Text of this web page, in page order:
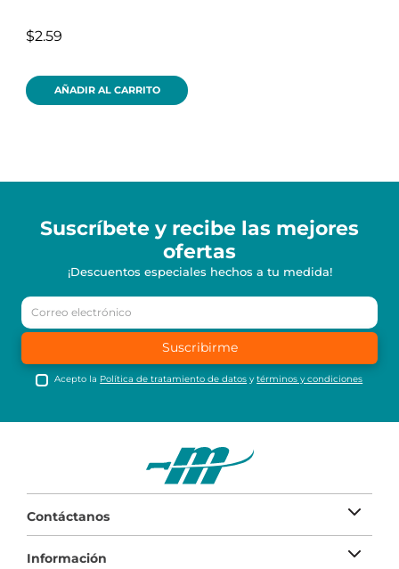
$2.59
AÑADIR AL CARRITO
Suscríbete y recibe las mejores
ofertas
¡Descuentos especiales hechos a tu medida!
Suscribirme
Acepto la Política de tratamiento de datos ytérminos y condiciones
Contáctanos
Información